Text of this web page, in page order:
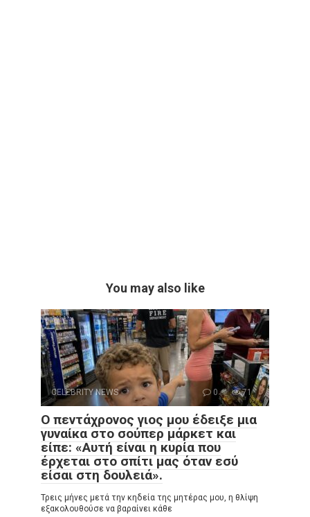
You may also like
CELEBRITY NEWS 0 71
Ο πεντάχρονος γιος μου έδειξε μια
γυναίκα στο σούπερ μάρκετ και
είπε: «Αυτή είναι η κυρία που
έρχεται στο σπίτι μας όταν εσύ
είσαι στη δουλειά».
Τρεις μήνες μετά την κηδεία της μητέρας μου, η θλίψη
εξακολουθούσε να βαραίνει κάθε